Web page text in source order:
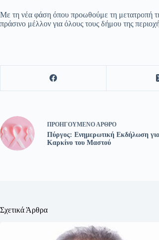
Με τη νέα φάση όπου προωθούμε τη μετατροπή
πράσινο μέλλον για όλους τους δήμου της
ΠΡΟΗΓΟΎΜΕΝΟΆΡΘΡΟ
Πύργος: Ενημερωτική Εκδήλωση
Καρκίνο του Μαστού
Σχετικά Άρθρα